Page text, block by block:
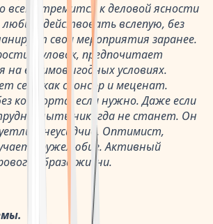
всем стремится к деловой ясности
действовать вслепую, без
свои мероприятия заранее.
и уловок, предпочитает
на взаимовыгодных условиях.
себя как спонсор и меценат.
комфорта, если нужно. Даже если
ныть никогда не станет. Он
неусидчив. Оптимист,
дружелюбие. Активный
образа жизни.